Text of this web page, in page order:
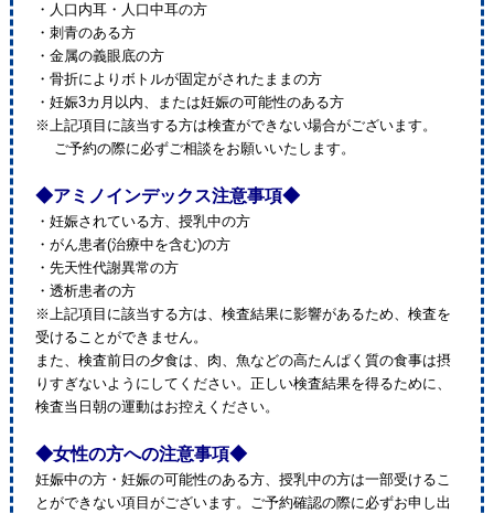
・人口内耳・人口中耳の方
・刺青のある方
・金属の義眼底の方
・骨折によりボトルが固定がされたままの方
・妊娠3カ月以内、または妊娠の可能性のある方
※上記項目に該当する方は検査ができない場合がございます。
ご予約の際に必ずご相談をお願いいたします。
◆アミノインデックス注意事項◆
・妊娠されている方、授乳中の方
・がん患者(治療中を含む)の方
・先天性代謝異常の方
・透析患者の方
※上記項目に該当する方は、検査結果に影響があるため、検査を
受けることができません。
また、検査前日の夕食は、肉、魚などの高たんぱく質の食事は摂
りすぎないようにしてください。正しい検査結果を得るために、
検査当日朝の運動はお控えください。
◆女性の方への注意事項◆
妊娠中の方・妊娠の可能性のある方、授乳中の方は一部受けるこ
とができない項目がございます。ご予約確認の際に必ずお申し出